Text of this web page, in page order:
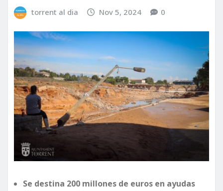
torrent al dia Nov 5, 2024 0
Se destina 200 millones de euros en ayudas